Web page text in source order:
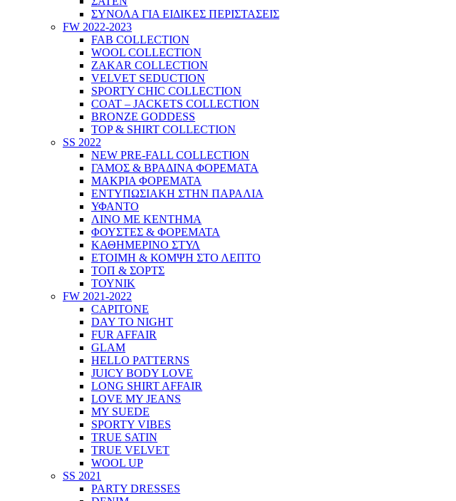
ΣΥΝΟΛΑ ΓΙΑ ΕΙΔΙΚΕΣ ΠΕΡΙΣΤΑΣΕΙΣ
FW 2022-2023
FAB COLLECTION
WOOL COLLECTION
ZAKAR COLLECTION
VELVET SEDUCTION
SPORTY CHIC COLLECTION
COAT – JACKETS COLLECTION
BRONZE GODDESS
TOP & SHIRT COLLECTION
SS 2022
NEW PRE-FALL COLLECTION
ΓΑΜΟΣ & ΒΡΑΔΙΝΑ ΦΟΡΕΜΑΤΑ
ΜΑΚΡΙΑ ΦΟΡΕΜΑΤΑ
ΕΝΤΥΠΩΣΙΑΚΗ ΣΤΗΝ ΠΑΡΑΛΙΑ
ΥΦΑΝΤΟ
ΛΙΝΟ ΜΕ ΚΕΝΤΗΜΑ
ΦΟΥΣΤΕΣ & ΦΟΡΕΜΑΤΑ
ΚΑΘΗΜΕΡΙΝΟ ΣΤΥΛ
ΕΤΟΙΜΗ & ΚΟΜΨΗ ΣΤΟ ΛΕΠΤΟ
ΤΟΠ & ΣΟΡΤΣ
ΤΟΥΝΙΚ
FW 2021-2022
CAPITONE
DAY TO NIGHT
FUR AFFAIR
GLAM
HELLO PATTERNS
JUICY BODY LOVE
LONG SHIRT AFFAIR
LOVE MY JEANS
MY SUEDE
SPORTY VIBES
TRUE SATIN
TRUE VELVET
WOOL UP
SS 2021
PARTY DRESSES